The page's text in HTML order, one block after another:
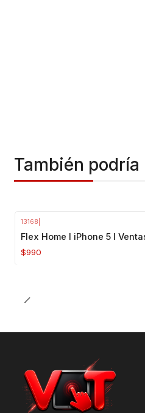
También
13168
Flex Home I iPhone 5 I
$990